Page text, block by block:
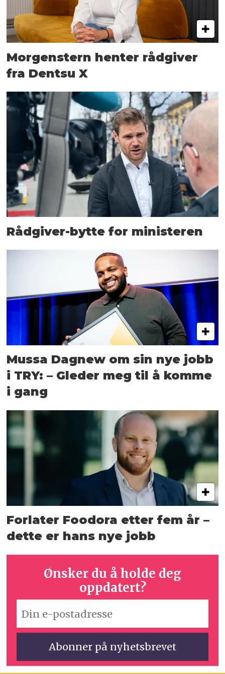
Morgenstern henter rådgiver
fra Dentsu X
Rådgiver-bytte for ministeren
Mussa Dagnew om sin nye jobb
i TRY: – Gleder meg til å komme
i gang
Forlater Foodora etter fem år –
dette er hans nye jobb
Ønsker du å holde deg
oppdatert?